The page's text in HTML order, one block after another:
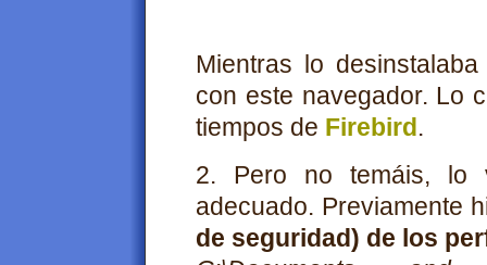
Mientras lo
con este navegador. Lo
tiempos de Firebird.
2. Pero no temáis, lo
adecuado. Previamente
de seguridad) de los